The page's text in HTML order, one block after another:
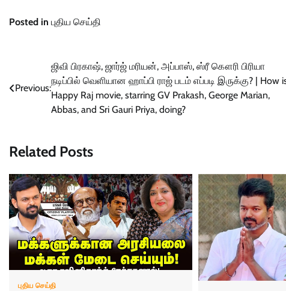
Posted in புதிய செய்தி
navigation
Previous:
ஜிவி பிரகாஷ், ஜார்ஜ் மரியன், அப்பாஸ், ஸ்ரீ கௌரி பிரியா
நடிப்பில் வெளியான ஹாப்பி ராஜ் படம் எப்படி இருக்கு? | How
Happy Raj movie, starring GV Prakash, George Marian,
Abbas, and Sri Gauri Priya, doing?
Related Posts
புதிய செய்தி